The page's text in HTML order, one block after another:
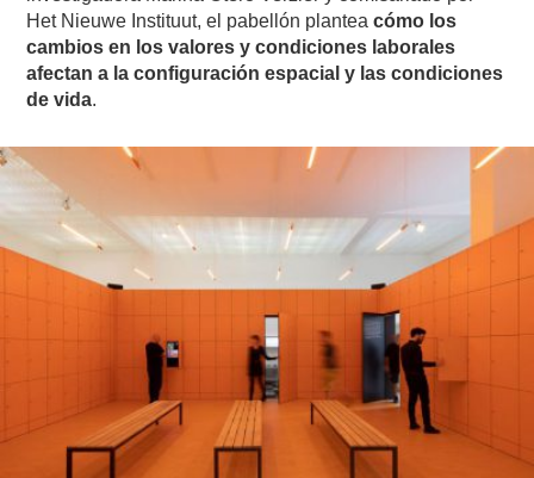
Het Nieuwe Instituut, el pabellón planteacómo los
cambios en los valores y condiciones laborales
afectan a la configuración espacial y las condiciones
de vida.